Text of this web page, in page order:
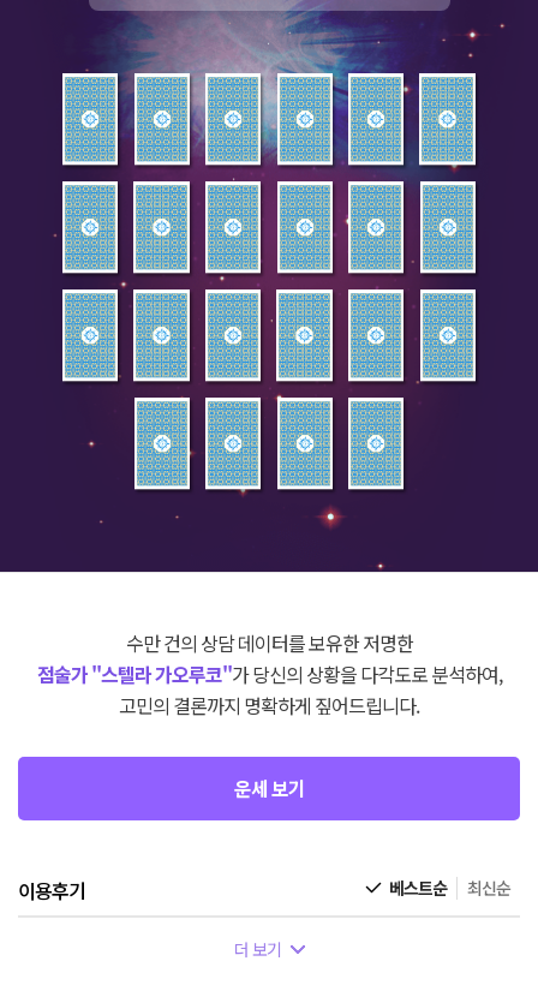
수만 건의 상담 데이터를 보유한 저명한
점술가 "스텔라 가오루코"가 당신의 상황을 다각도로 분석하여,
고민의 결론까지 명확하게 짚어드립니다.
운세 보기
이용후기 베스트순 최신순
더 보기